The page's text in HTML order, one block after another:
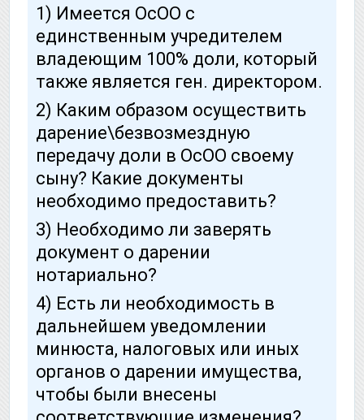
1) Имеется ОсОО с
единственным учредителем
владеющим 100% доли, который
также является ген. директором.
2) Каким образом осуществить
дарение\безвозмездную
передачу доли в ОсОО своему
сыну? Какие документы
необходимо предоставить?
3) Необходимо ли заверять
документ о дарении
нотариально?
4) Есть ли необходимость в
дальнейшем уведомлении
минюста, налоговых или иных
органов о дарении имущества,
чтобы были внесены